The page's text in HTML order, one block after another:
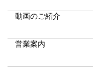
動画のご紹介
営業案内